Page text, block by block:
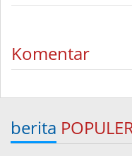
Komentar
berita